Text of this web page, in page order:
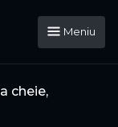
Meniu
cheie,